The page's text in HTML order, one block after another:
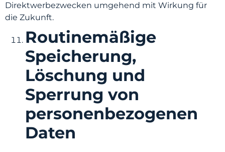
Direktwerbezwecken umgehend mit Wirkung für
die Zukunft.
Routinemäßige
Speicherung,
Löschung und
Sperrung von
personenbezogenen
Daten